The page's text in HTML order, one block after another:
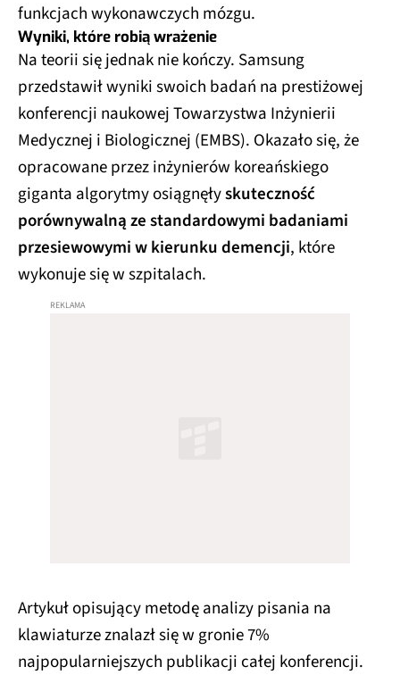
funkcjach wykonawczych mózgu.
Wyniki, które robią wrażenie
Na teorii się jednak nie kończy. Samsung
przedstawił wyniki swoich badań na prestiżowej
konferencji naukowej Towarzystwa Inżynierii
Medycznej i Biologicznej (EMBS). Okazało się, że
opracowane przez inżynierów koreańskiego
giganta algorytmy osiągnęłyskuteczność
porównywalną ze standardowymi badaniami
przesiewowymi w kierunku demencji, które
wykonuje się w szpitalach.
Artykuł opisujący metodę analizy pisania na
klawiaturze znalazł się w gronie 7%
najpopularniejszych publikacji całej konferencji.